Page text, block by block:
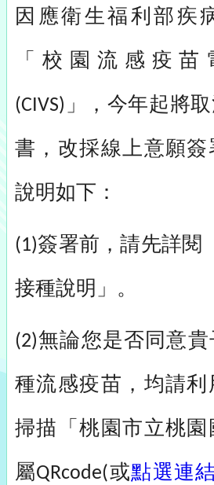
因應衛生福利部疾
「校園流感疫
(CIVS) 」，今年起將
書，改採線上意願簽
說明如下：
(1)簽署前，請先詳閱
接種說明」。
(2)無論您是否同意
種流感疫苗，均請
掃描「桃園市立桃
屬QRcode(或點選連結